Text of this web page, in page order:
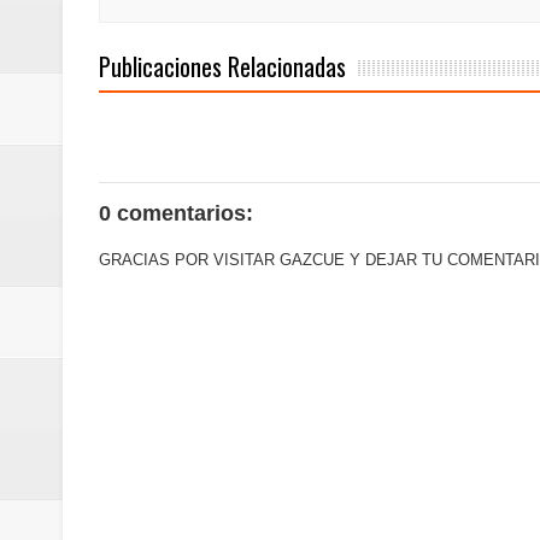
Publicaciones Relacionadas
0 comentarios:
GRACIAS POR VISITAR GAZCUE Y DEJAR TU